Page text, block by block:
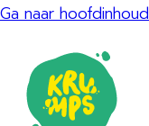
Ga naar hoofdinhoud